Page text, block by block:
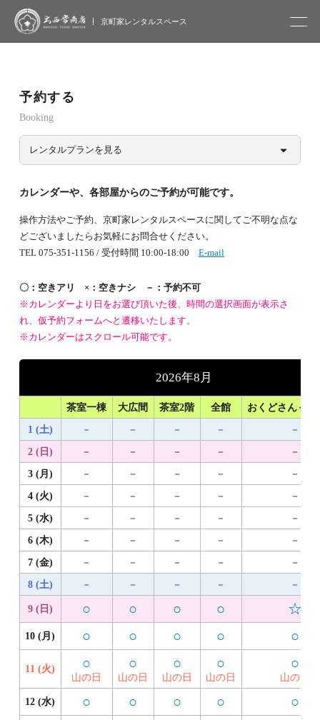
大西常商店
京町家レンタルスペース
予約する
Booking
レンタルプランを見る
カレンダーや、各部屋からのご予約が可能です。
操作方法やご予約、京町家レンタルスペースに関してご不明な点な
どございましたらお気軽にお問合せください。
TEL 075-351-1156 / 受付時間 10:00-18:00 E-mail
〇：空きアリ ×：空きナシ －：予約不可
※カレンダーより日をお選び頂いた後、時間の選択画面が表示さ
れ、仮予約フォームへと遷移いたします。
※カレンダーはスクロール可能です。
2026年8月
茶室一棟 大広間 茶室2階 全館
おくどさん＋1
1 (土)
－ － － －
－
2 (日)
－ － － －
－
3 (月)
－ － － －
－
4 (火)
－ － － －
－
5 (水)
－ － － －
－
6 (木)
－ － － －
－
7 (金)
－ － － －
－
8 (土)
－ － － － －
9 (日) ○ ○ ○ ○ ☆
10 (月) ○ ○ ○ ○ ○
11 (火) ○
山の日
○
山の日
○
山の日
○
山の日
○
山の日
12 (水) ○ ○ ○ ○ ○